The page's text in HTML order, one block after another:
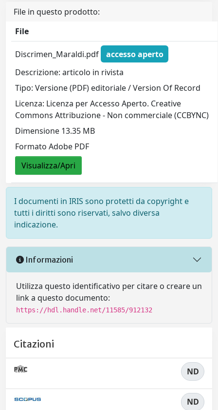
File in questo prodotto:
File
Discrimen_Maraldi.pdf
accesso aperto
Descrizione: articolo in rivista
Tipo: Versione (PDF) editoriale / Version Of Record
Licenza: Licenza per Accesso Aperto. Creative
Commons Attribuzione - Non commerciale (CCBYNC)
Dimensione 13.35 MB
Formato Adobe PDF
Visualizza/Apri
I documenti in IRIS sono protetti da copyright e
tutti i diritti sono riservati, salvo diversa
indicazione.
Informazioni
Utilizza questo identificativo per citare o creare un
link a questo documento:
https://hdl.handle.net/11585/912132
Citazioni
ND
ND